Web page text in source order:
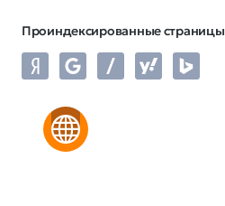
Проиндексированные страницы